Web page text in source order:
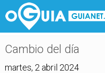
Cambio del día
martes, 2 abril 2024